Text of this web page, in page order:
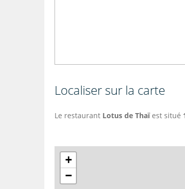
Localiser sur la carte
Le restaurant Lotus de Thaïest situé
+
−